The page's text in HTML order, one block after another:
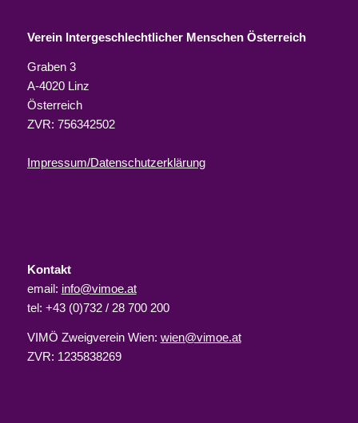
Verein Intergeschlechtlicher Menschen Österreich
Graben 3
A-4020 Linz
Österreich
ZVR: 756342502
Impressum/Datenschutzerklärung
Kontakt
email: info@vimoe.at
tel: +43 (0)732 / 28 700 200
VIMÖ Zweigverein Wien: wien@vimoe.at
ZVR: 1235838269